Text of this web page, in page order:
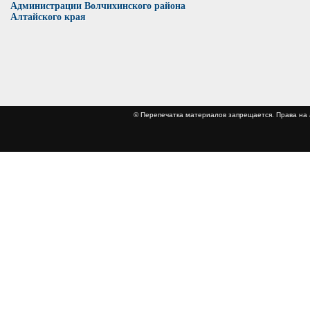
Администрации Волчихинского района
Алтайского края
© Перепечатка материалов запрещается.